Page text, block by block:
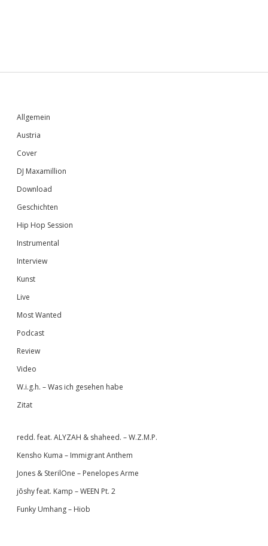
Sidebar
Allgemein
Austria
Cover
DJ Maxamillion
Download
Geschichten
Hip Hop Session
Instrumental
Interview
Kunst
Live
Most Wanted
Podcast
Review
Video
W.i.g.h. – Was ich gesehen habe
Zitat
redd. feat. ALYZAH & shaheed. – W.Z.M.P.
Kensho Kuma – Immigrant Anthem
Jones & SterilOne – Penelopes Arme
jōshy feat. Kamp – WEEN Pt. 2
Funky Umhang – Hiob